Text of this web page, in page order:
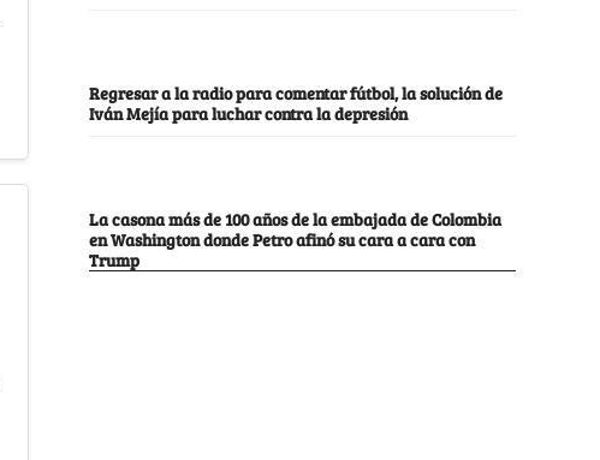
Regresar a la radio para comentar fútbol, la solución de
Iván Mejía para luchar contra la depresión
La casona más de 100 años de la embajada de Colombia
en Washington donde Petro afinó su cara a cara con
Trump